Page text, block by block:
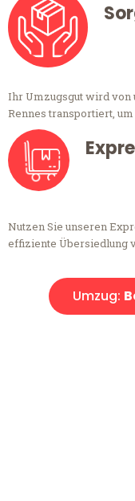
Ihr Umzugsgut wird von
Rennes transportiert,
Nutzen Sie unseren
effiziente Übersiedlung
Umzug: